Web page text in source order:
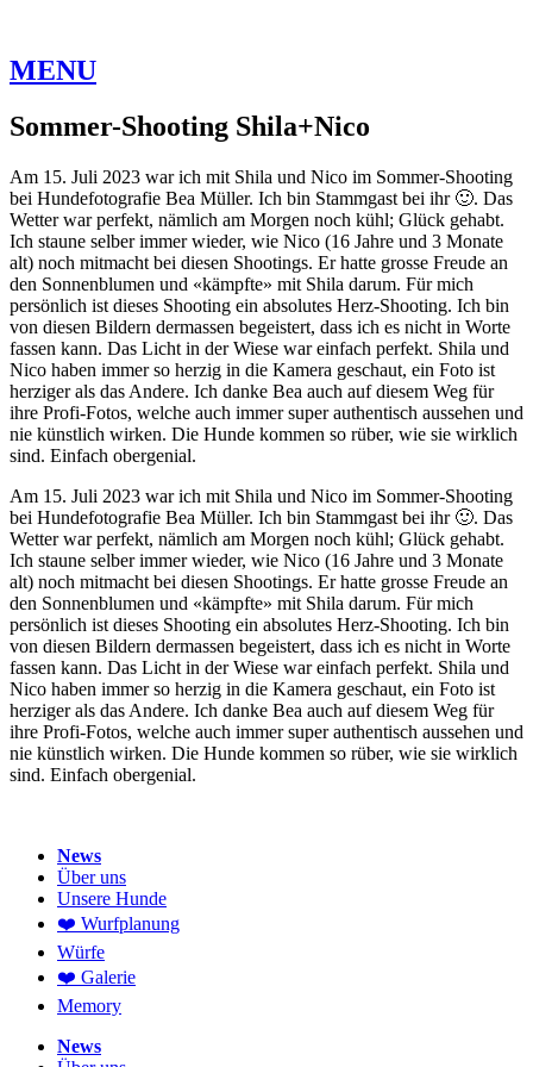
MENU
Sommer-Shooting Shila+Nico
Am 15. Juli 2023 war ich mit Shila und Nico im Sommer-Shooting
bei Hundefotografie Bea Müller. Ich bin Stammgast bei ihr 🙂. Das
Wetter war perfekt, nämlich am Morgen noch kühl; Glück gehabt.
Ich staune selber immer wieder, wie Nico (16 Jahre und 3 Monate
alt) noch mitmacht bei diesen Shootings. Er hatte grosse Freude an
den Sonnenblumen und «kämpfte» mit Shila darum. Für mich
persönlich ist dieses Shooting ein absolutes Herz-Shooting. Ich bin
von diesen Bildern dermassen begeistert, dass ich es nicht in Worte
fassen kann. Das Licht in der Wiese war einfach perfekt. Shila und
Nico haben immer so herzig in die Kamera geschaut, ein Foto ist
herziger als das Andere. Ich danke Bea auch auf diesem Weg für
ihre Profi-Fotos, welche auch immer super authentisch aussehen und
nie künstlich wirken. Die Hunde kommen so rüber, wie sie wirklich
sind. Einfach obergenial.
Am 15. Juli 2023 war ich mit Shila und Nico im Sommer-Shooting
bei Hundefotografie Bea Müller. Ich bin Stammgast bei ihr 🙂. Das
Wetter war perfekt, nämlich am Morgen noch kühl; Glück gehabt.
Ich staune selber immer wieder, wie Nico (16 Jahre und 3 Monate
alt) noch mitmacht bei diesen Shootings. Er hatte grosse Freude an
den Sonnenblumen und «kämpfte» mit Shila darum. Für mich
persönlich ist dieses Shooting ein absolutes Herz-Shooting. Ich bin
von diesen Bildern dermassen begeistert, dass ich es nicht in Worte
fassen kann. Das Licht in der Wiese war einfach perfekt. Shila und
Nico haben immer so herzig in die Kamera geschaut, ein Foto ist
herziger als das Andere. Ich danke Bea auch auf diesem Weg für
ihre Profi-Fotos, welche auch immer super authentisch aussehen und
nie künstlich wirken. Die Hunde kommen so rüber, wie sie wirklich
sind. Einfach obergenial.
News
Über uns
Unsere Hunde
❤️ Wurfplanung
Würfe
❤️ Galerie
Memory
News